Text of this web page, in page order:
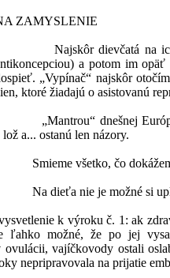
ZAMYSLENIE
Najskôr dievčatá na ich
a potom im
„Vypínač“ najskôr
ktoré žiadajú o asistovanú
„Mantrou“ dnešnej Európy je
lož a... ostanú len názory.
Smieme všetko, čo
Na dieťa nie je možné si
k výroku č. 1: ak
ľahko možné, že po jej
ovulácii, vajíčkovody ostali
nepripravovala na prijatie